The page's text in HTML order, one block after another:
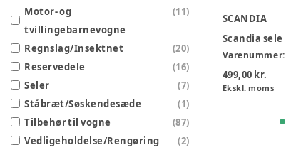
Motor- og
tvillingebarnevogne
(11)
Regnslag/Insektnet (20)
Reservedele
(16)
Seler
(7)
Ståbræt/Søskendesæde
(1)
Tilbehør til vogne
(87)
Vedligeholdelse/Rengøring
(2)
SCANDIA
Scandia sele
Varenummer:
499,00 kr.
Ekskl. moms